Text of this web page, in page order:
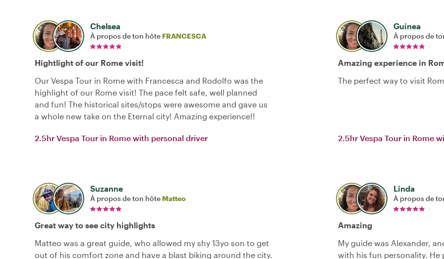
Chelsea
À propos de ton hôte FRANCESCA
Hightlight of our Rome visit!
Our Vespa Tour in Rome with Francesca and Rodolfo was the
highlight of our Rome visit! The pace felt safe, well planned
and fun! The historical sites/stops were awesome and gave us
a whole new take on the Eternal city! Amazing experience!!
2.5hr Vespa Tour in Rome with personal driver
Guinea
À propos de
Amazing experience in
The perfect way to visit
2.5hr Vespa Tour in Rome
Suzanne
À propos de ton hôte Matteo
Great way to see city highlights
Matteo was a great guide, who allowed my shy 13yo son to get
out of his comfort zone and have a blast biking around the city.
Linda
À propos de
Amazing
My guide was Alexander,
with his fun personality.